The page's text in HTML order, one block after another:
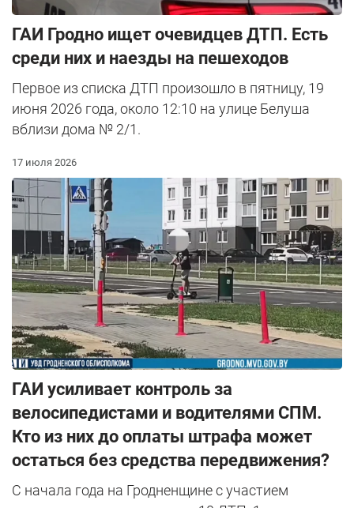
ГАИ Гродно ищет очевидцев ДТП. Есть
среди них и наезды на пешеходов
Первое из списка ДТП произошло в пятницу, 19
июня 2026 года, около 12:10 на улице Белуша
вблизи дома № 2/1.
17 июля 2026
ГАИ усиливает контроль за
велосипедистами и водителями СПМ.
Кто из них до оплаты штрафа может
остаться без средства передвижения?
С начала года на Гродненщине с участием